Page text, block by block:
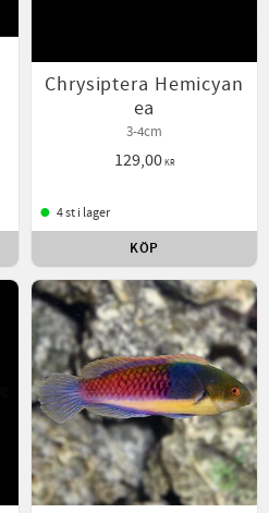
Chrysiptera Hemicyan
ea
3-4cm
129,00KR
4 st i lager
KÖP